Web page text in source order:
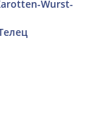
Wurst-